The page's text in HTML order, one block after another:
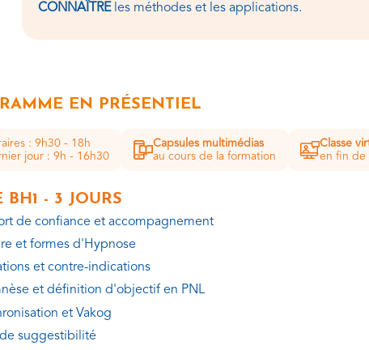
CONNAÎTREles méthodes et les applications.
EN PRÉSENTIEL
: 9h30 - 18h
jour : 9h - 16h30
Capsules multimédias
au cours de la formation
Classe
en fin de
BH1 - 3 JOURS
de confiance et accompagnement
et formes d'Hypnose
et contre-indications
et définition d'objectif en PNL
et Vakog
de suggestibilité